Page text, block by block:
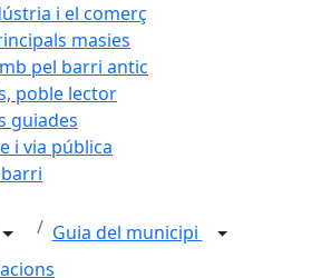
i el comerç
masies
pel barri antic
poble lector
guiades
i via pública
Guia del municipi